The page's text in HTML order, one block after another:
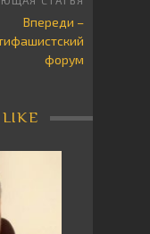
Впереди –
форум
LIKE